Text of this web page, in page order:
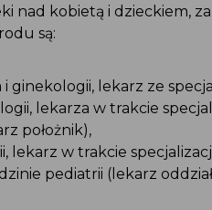
nad kobietą i dzieckiem,
są:
ginekologii, lekarz ze
lekarza w trakcie
położnik),
lekarz w trakcie
pediatrii (lekarz